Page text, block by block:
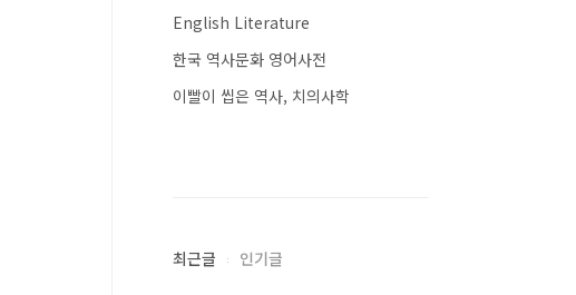
English Literature
한국 역사문화 영어사전
이빨이 씹은 역사, 치의사학
최근글 인기글